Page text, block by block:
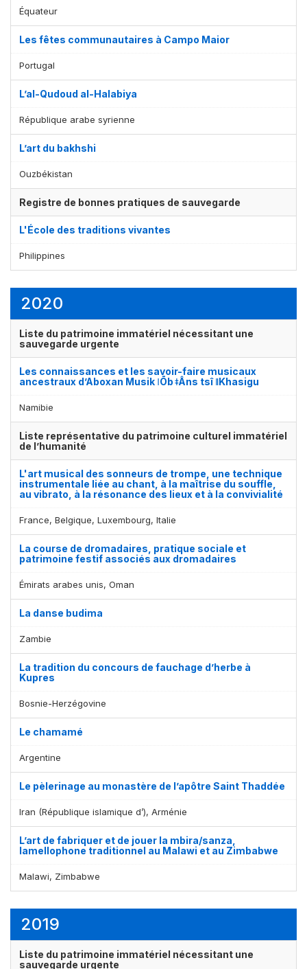
Équateur
Les fêtes communautaires à Campo Maior
Portugal
L’al-Qudoud al-Halabiya
République arabe syrienne
L’art du bakhshi
Ouzbékistan
Registre de bonnes pratiques de sauvegarde
L'École des traditions vivantes
Philippines
2020
Liste du patrimoine immatériel nécessitant une
sauvegarde urgente
Les connaissances et les savoir-faire musicaux
ancestraux d’Aboxan Musik ǀŌb ǂÂns tsî ǁKhasigu
Namibie
Liste représentative du patrimoine culturel immatériel
de l’humanité
L'art musical des sonneurs de trompe, une technique
instrumentale liée au chant, à la maîtrise du souffle,
au vibrato, à la résonance des lieux et à la convivialité
France, Belgique, Luxembourg, Italie
La course de dromadaires, pratique sociale et
patrimoine festif associés aux dromadaires
Émirats arabes unis, Oman
La danse budima
Zambie
La tradition du concours de fauchage d’herbe à
Kupres
Bosnie-Herzégovine
Le chamamé
Argentine
Le pèlerinage au monastère de l’apôtre Saint Thaddée
Iran (République islamique d’), Arménie
L’art de fabriquer et de jouer la mbira/sanza,
lamellophone traditionnel au Malawi et au Zimbabwe
Malawi, Zimbabwe
2019
Liste du patrimoine immatériel nécessitant une
sauvegarde urgente